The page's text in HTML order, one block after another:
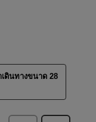
เดินทางขนาด 28